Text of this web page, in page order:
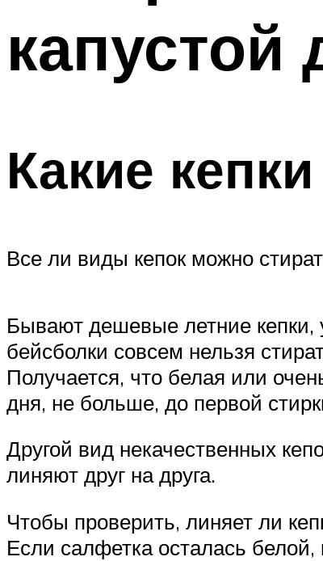
Какие
Все ли виды кепок можно
Бывают дешевые летние кепки,
бейсболки совсем нельзя
Получается, что белая или
дня, не больше, до первой
Другой вид некачественных
линяют друг на друга.
Чтобы проверить, линяет ли
Если салфетка осталась